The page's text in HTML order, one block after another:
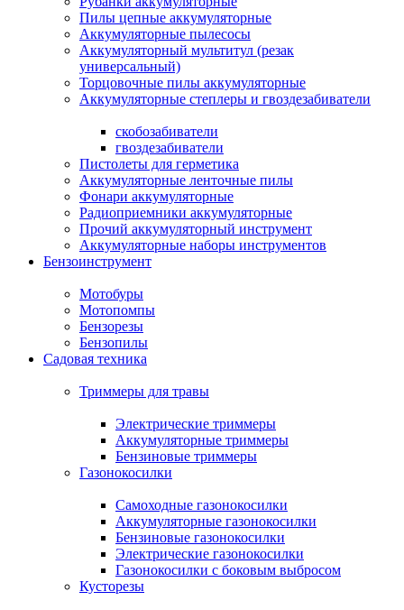
Пилы цепные аккумуляторные
Аккумуляторные пылесосы
Аккумуляторный мультитул (резак
универсальный)
Торцовочные пилы аккумуляторные
Аккумуляторные степлеры и гвоздезабиватели
скобозабиватели
гвоздезабиватели
Пистолеты для герметика
Аккумуляторные ленточные пилы
Фонари аккумуляторные
Радиоприемники аккумуляторные
Прочий аккумуляторный инструмент
Аккумуляторные наборы инструментов
Бензоинструмент
Мотобуры
Мотопомпы
Бензорезы
Бензопилы
Садовая техника
Триммеры для травы
Электрические триммеры
Аккумуляторные триммеры
Бензиновые триммеры
Газонокосилки
Самоходные газонокосилки
Аккумуляторные газонокосилки
Бензиновые газонокосилки
Электрические газонокосилки
Газонокосилки с боковым выбросом
Кусторезы